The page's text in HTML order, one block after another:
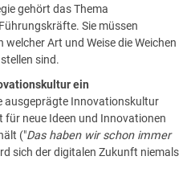
gehört das Thema
Sie müssen
Art und Weise die Weichen
sind.
ein
ausgeprägte Innovationskultur
neue Ideen und Innovationen
("Das haben wir schon immer
sich der digitalen Zukunft niemals